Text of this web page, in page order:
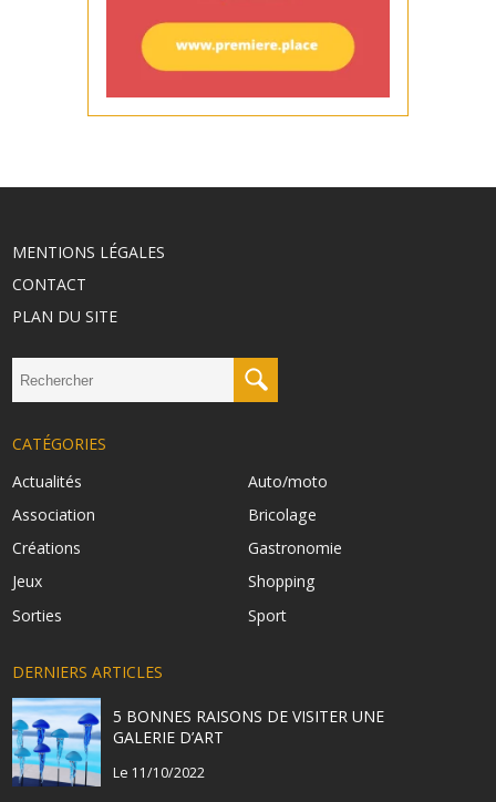
MENTIONS LÉGALES
CONTACT
PLAN DU SITE
CATÉGORIES
Actualités
Auto/moto
Association
Bricolage
Créations
Gastronomie
Jeux
Shopping
Sorties
Sport
DERNIERS ARTICLES
5 BONNES RAISONS DE VISITER UNE
GALERIE D’ART
Le 11/10/2022